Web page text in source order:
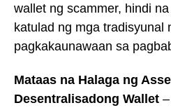
wallet ng scammer, hindi
katulad ng mga tradisyunal
pagkakaunawaan sa
Mataas na Halaga ng
Desentralisadong Wallet